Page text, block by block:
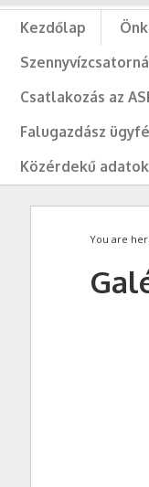
Kezdőlap
Csatlakozás az
Falugazdász
Közérdekű adatok
You are